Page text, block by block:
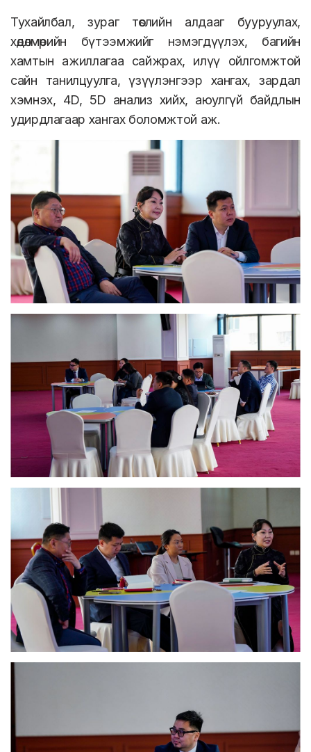
Тухайлбал, зураг төслийн алдааг бууруулах,
хөдөлмөрийн бүтээмжийг нэмэгдүүлэх, багийн
хамтын ажиллагаа сайжрах, илүү ойлгомжтой
сайн танилцуулга, үзүүлэнгээр хангах, зардал
хэмнэх, 4D, 5D анализ хийх, аюулгүй байдлын
удирдлагаар хангах боломжтой аж.